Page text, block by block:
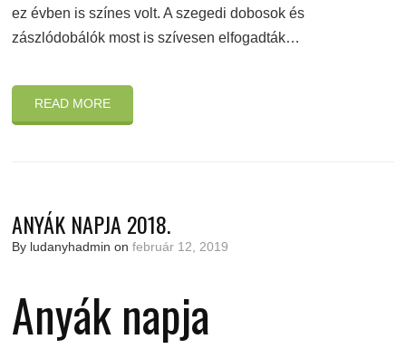
ez évben is színes volt. A szegedi dobosok és
zászlódobálók most is szívesen elfogadták…
READ MORE
ANYÁK NAPJA 2018.
By ludanyhadmin onfebruár 12, 2019
Anyák napja